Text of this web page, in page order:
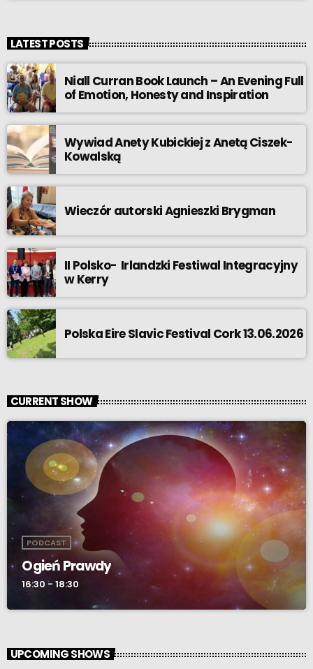
LATEST POSTS
Niall Curran Book Launch – An Evening Full
of Emotion, Honesty and Inspiration
Wywiad Anety Kubickiej z Anetą Ciszek-
Kowalską
Wieczór autorski Agnieszki Brygman
II Polsko- Irlandzki Festiwal Integracyjny
w Kerry
Polska Eire Slavic Festival Cork 13.06.2026
CURRENT SHOW
PODCAST
Ogień Prawdy
16:30 - 18:30
UPCOMING SHOWS